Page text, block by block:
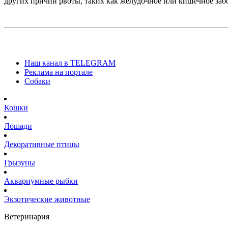
Наш канал в TELEGRAM
Реклама на портале
Собаки
Кошки
Лошади
Декоративные птицы
Грызуны
Аквариумные рыбки
Экзотические животные
Ветеринария